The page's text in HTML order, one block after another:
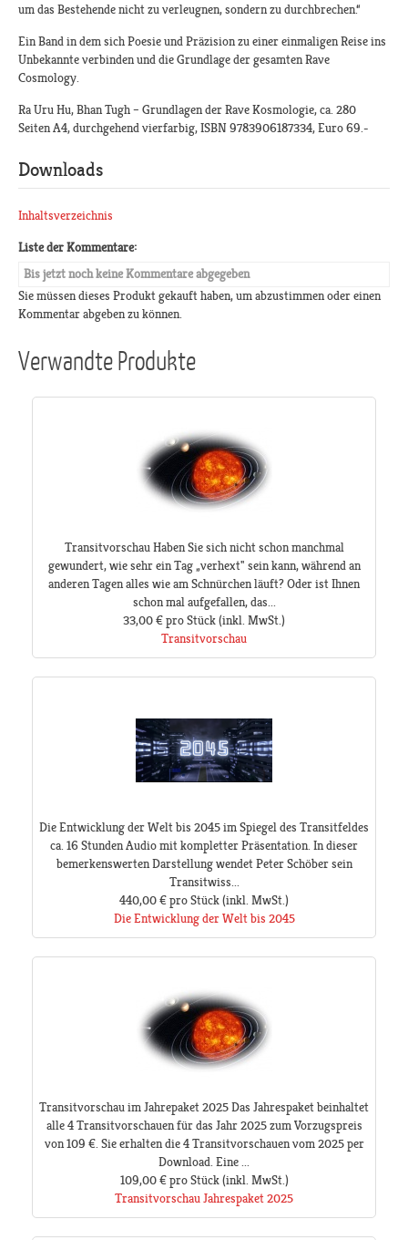
um das Bestehende nicht zu verleugnen, sondern zu durchbrechen.“
Ein Band in dem sich Poesie und Präzision zu einer einmaligen Reise ins
Unbekannte verbinden und die Grundlage der gesamten Rave
Cosmology.
Ra Uru Hu, Bhan Tugh – Grundlagen der Rave Kosmologie, ca. 280
Seiten A4, durchgehend vierfarbig, ISBN 9783906187334, Euro 69.-
Downloads
Inhaltsverzeichnis
Liste der Kommentare:
Bis jetzt noch keine Kommentare abgegeben
Sie müssen dieses Produkt gekauft haben, um abzustimmen oder einen
Kommentar abgeben zu können.
Verwandte Produkte
Transitvorschau Haben Sie sich nicht schon manchmal
gewundert, wie sehr ein Tag „verhext" sein kann, während an
anderen Tagen alles wie am Schnürchen läuft? Oder ist Ihnen
schon mal aufgefallen, das...
33,00 €pro Stück(inkl. MwSt.)
Transitvorschau
Die Entwicklung der Welt bis 2045 im Spiegel des Transitfeldes
ca. 16 Stunden Audio mit kompletter Präsentation. In dieser
bemerkenswerten Darstellung wendet Peter Schöber sein
Transitwiss...
440,00 €pro Stück(inkl. MwSt.)
Die Entwicklung der Welt bis 2045
Transitvorschau im Jahrepaket 2025 Das Jahrespaket beinhaltet
alle 4 Transitvorschauen für das Jahr 2025 zum Vorzugspreis
von 109 €. Sie erhalten die 4 Transitvorschauen vom 2025 per
Download. Eine ...
109,00 € pro Stück(inkl. MwSt.)
Transitvorschau Jahrespaket 2025